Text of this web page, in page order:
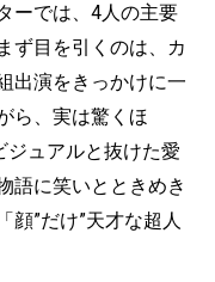
ーでは、4人の主要
ず目を引くのは、カ
出演をきっかけに一
ら、実は驚くほ
ジュアルと抜けた愛
語に笑いとときめき
顔”だけ”天才な超人